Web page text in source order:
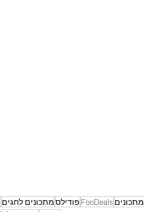
מתכונים FooDeals פודילסמתכונים לחגים